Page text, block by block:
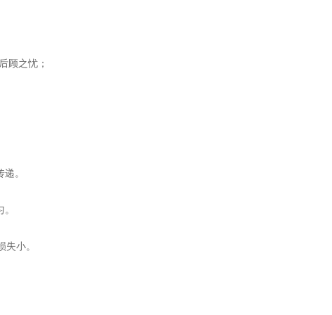
之忧；
。
小。